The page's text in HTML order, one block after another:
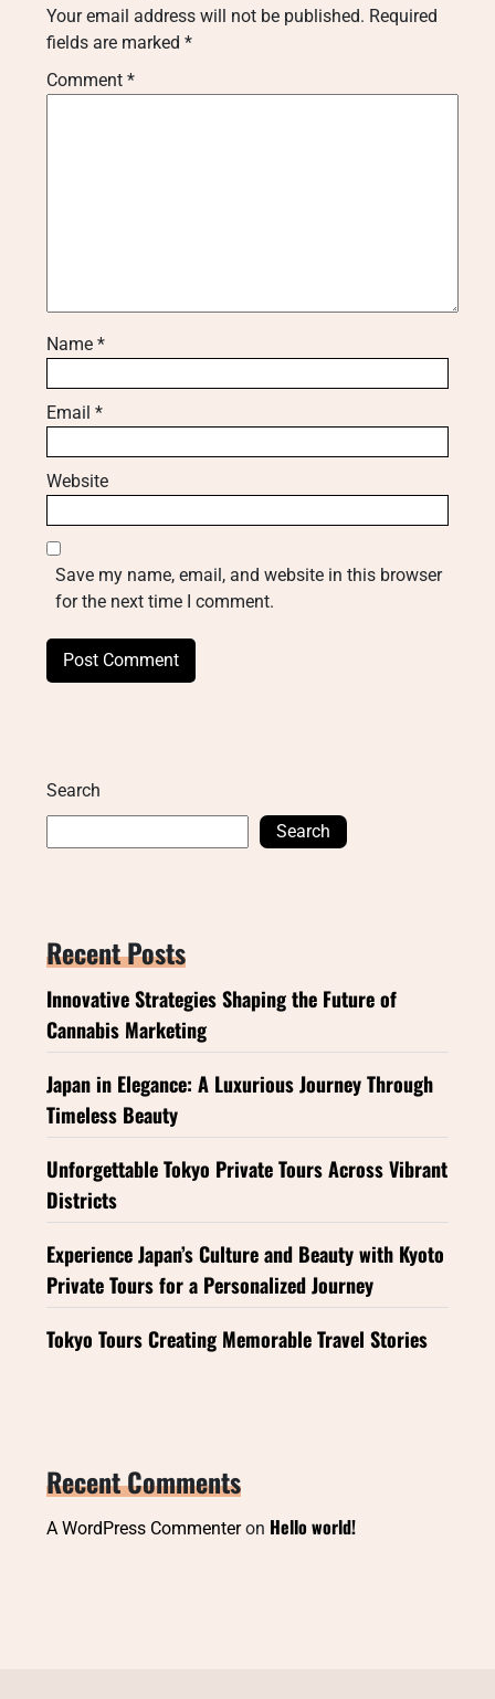
Your email address will not be published. Required
fields are marked *
Comment *
Name *
Email *
Website
Save my name, email, and website in this browser
for the next time I comment.
Search
Search
Recent Posts
Innovative Strategies Shaping the Future of
Cannabis Marketing
Japan in Elegance: A Luxurious Journey Through
Timeless Beauty
Unforgettable Tokyo Private Tours Across Vibrant
Districts
Experience Japan’s Culture and Beauty with Kyoto
Private Tours for a Personalized Journey
Tokyo Tours Creating Memorable Travel Stories
Recent Comments
A WordPress Commenteron Hello world!